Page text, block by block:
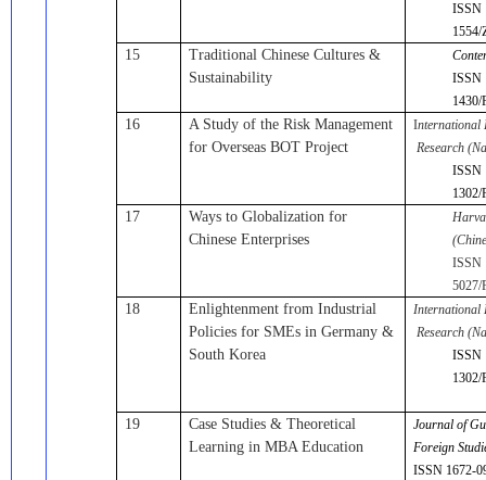
ISSN
1554/
15
Traditional Chinese Cultures &
Sustainability
ISSN
1430/
16
A Study of the Risk Management
for Overseas BOT Project
International
Research
ISSN
1302/
17
Ways to Globalization for
Chinese Enterprises
ISSN
5027/
18
Enlightenment from Industrial
Policies for SMEs in Germany &
South Korea
International
Research
ISSN
1302/
19
Case Studies & Theoretical
Learning in MBA Education
Journal of
Foreign
ISSN 1672-